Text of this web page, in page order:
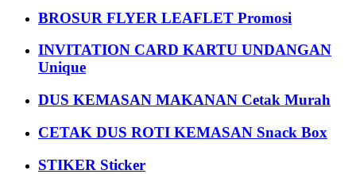
BROSUR FLYER LEAFLET Promosi
INVITATION CARD KARTU UNDANGAN
Unique
DUS KEMASAN MAKANAN Cetak Murah
CETAK DUS ROTI KEMASAN Snack Box
STIKER Sticker